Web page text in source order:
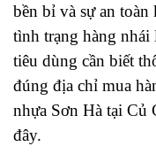
bền bỉ và sự an
tình trạng hàng
tiêu dùng cần biết
đúng địa chỉ mua
nhựa Sơn Hà tại Củ
đây.